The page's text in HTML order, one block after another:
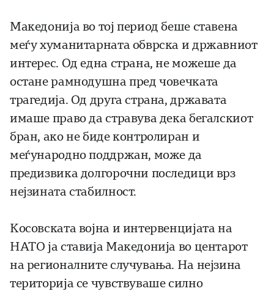
Македонија во тој период беше ставена
меѓу хуманитарната обврска и државниот
интерес. Од една страна, не можеше да
остане рамнодушна пред човечката
трагедија. Од друга страна, државата
имаше право да стравува дека бегалскиот
бран, ако не биде контролиран и
меѓународно поддржан, може да
предизвика долгорочни последици врз
нејзината стабилност.
Косовската војна и интервенцијата на
НАТО ја ставија Македонија во центарот
на регионалните случувања. На нејзина
територија се чувствуваше силно